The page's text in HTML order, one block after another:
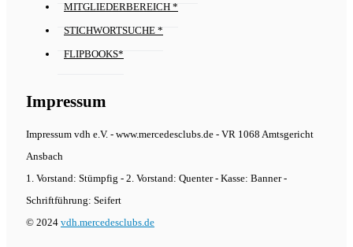
MITGLIEDERBEREICH *
STICHWORTSUCHE *
FLIPBOOKS*
Impressum
Impressum vdh e.V. - www.mercedesclubs.de - VR 1068 Amtsgericht
Ansbach
1. Vorstand: Stümpfig - 2. Vorstand: Quenter - Kasse: Banner -
Schriftführung: Seifert
© 2024 vdh.mercedesclubs.de